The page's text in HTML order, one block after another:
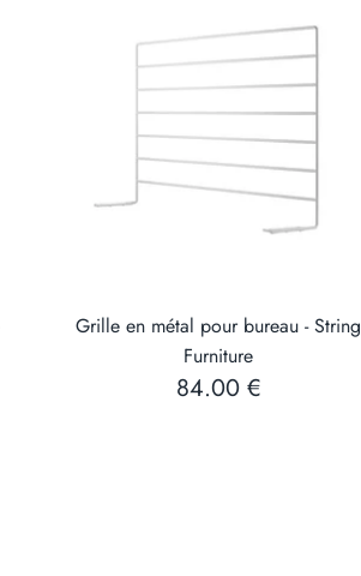
Grille en métal pour bureau - String
Furniture
84.00 €